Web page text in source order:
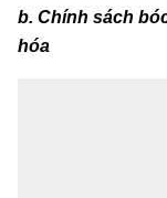
b. Chính sách
hóa